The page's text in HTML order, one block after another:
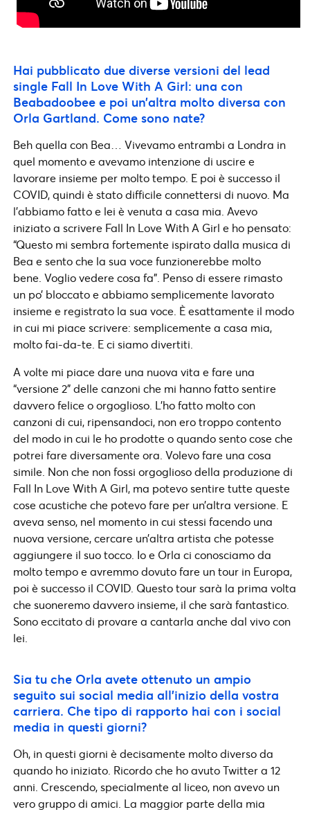
Hai pubblicato due diverse versioni del lead
single Fall In Love With A Girl: una con
Beabadoobee e poi un’altra molto diversa con
Orla Gartland. Come sono nate?
Beh quella con Bea… Vivevamo entrambi a Londra in
quel momento e avevamo intenzione di uscire e
lavorare insieme per molto tempo. E poi è successo il
COVID, quindi è stato difficile connettersi di nuovo. Ma
l’abbiamo fatto e lei è venuta a casa mia. Avevo
iniziato a scrivere Fall In Love With A Girl e ho pensato:
“Questo mi sembra fortemente ispirato dalla musica di
Bea e sento che la sua voce funzionerebbe molto
bene. Voglio vedere cosa fa”. Penso di essere rimasto
un po’ bloccato e abbiamo semplicemente lavorato
insieme e registrato la sua voce. È esattamente il modo
in cui mi piace scrivere: semplicemente a casa mia,
molto fai-da-te. E ci siamo divertiti.
A volte mi piace dare una nuova vita e fare una
“versione 2” delle canzoni che mi hanno fatto sentire
davvero felice o orgoglioso. L’ho fatto molto con
canzoni di cui, ripensandoci, non ero troppo contento
del modo in cui le ho prodotte o quando sento cose che
potrei fare diversamente ora. Volevo fare una cosa
simile. Non che non fossi orgoglioso della produzione di
Fall In Love With A Girl, ma potevo sentire tutte queste
cose acustiche che potevo fare per un’altra versione. E
aveva senso, nel momento in cui stessi facendo una
nuova versione, cercare un’altra artista che potesse
aggiungere il suo tocco. Io e Orla ci conosciamo da
molto tempo e avremmo dovuto fare un tour in Europa,
poi è successo il COVID. Questo tour sarà la prima volta
che suoneremo davvero insieme, il che sarà fantastico.
Sono eccitato di provare a cantarla anche dal vivo con
lei.
Sia tu che Orla avete ottenuto un ampio
seguito sui social media all’inizio della vostra
carriera. Che tipo di rapporto hai con i social
media in questi giorni?
Oh, in questi giorni è decisamente molto diverso da
quando ho iniziato. Ricordo che ho avuto Twitter a 12
anni. Crescendo, specialmente al liceo, non avevo un
vero gruppo di amici. La maggior parte della mia